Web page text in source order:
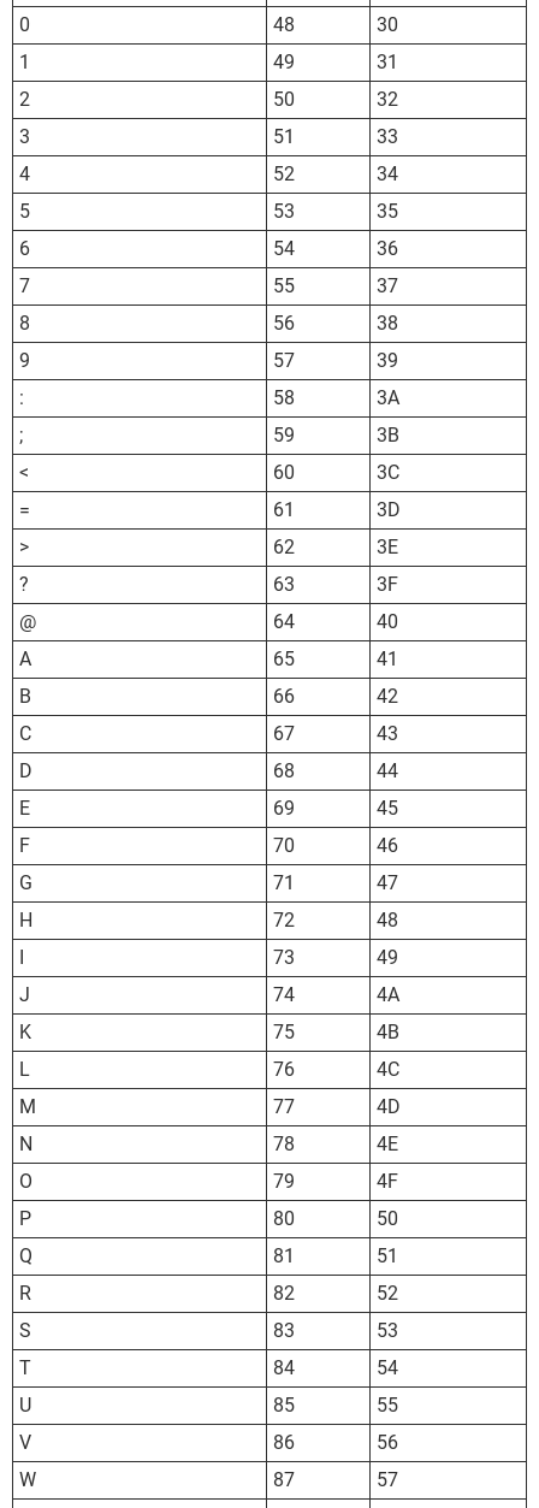
0
48
30
1
49
31
2
50
32
3
51
33
4
52
34
5
53
35
6
54
36
7
55
37
8
56
38
9
57
39
:
58
3A
;
59
3B
<
60
3C
=
61
3D
>
62
3E
?
63
3F
@
64
40
A
65
41
B
66
42
C
67
43
D
68
44
E
69
45
F
70
46
G
71
47
H
72
48
I
73
49
J
74
4A
K
75
4B
L
76
4C
M
77
4D
N
78
4E
O
79
4F
P
80
50
Q
81
51
R
82
52
S
83
53
T
84
54
U
85
55
V
86
56
W
87
57